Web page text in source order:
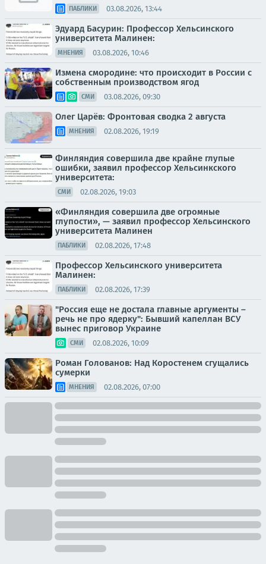
ПАБЛИКИ 03.08.2026, 13:44
Эдуард Басурин: Профессор Хельсинского
университета Малинен:
МНЕНИЯ 03.08.2026, 10:46
Измена смородине: что происходит в России с
собственным производством ягод
СМИ 03.08.2026, 09:30
Олег Царёв: Фронтовая сводка 2 августа
МНЕНИЯ 02.08.2026, 19:19
Финляндия совершила две крайне глупые
ошибки, заявил профессор Хельсинкского
университета:
СМИ 02.08.2026, 19:03
«Финляндия совершила две огромные
глупости», — заявил профессор Хельсинского
университета Малинен
ПАБЛИКИ 02.08.2026, 17:48
Профессор Хельсинского университета
Малинен:
ПАБЛИКИ 02.08.2026, 17:39
"Россия еще не достала главные аргументы –
речь не про ядерку": Бывший капеллан ВСУ
вынес приговор Украине
СМИ 02.08.2026, 10:09
Роман Голованов: Над Коростенем сгущались
сумерки
МНЕНИЯ 02.08.2026, 07:00